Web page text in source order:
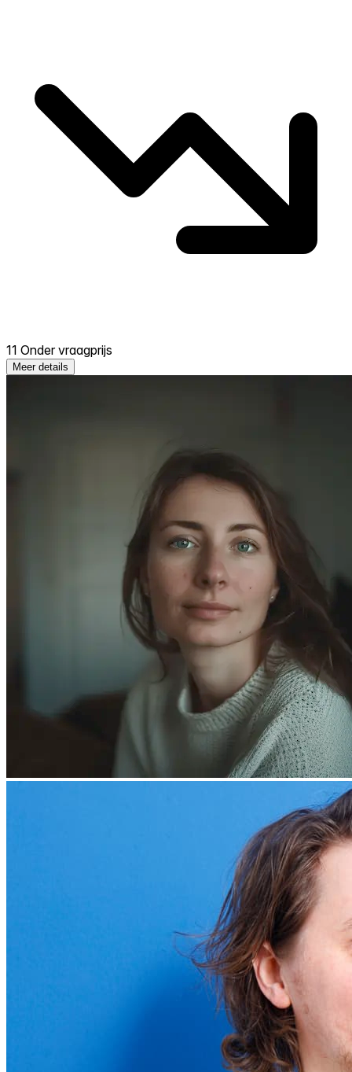
11 Onder vraagprijs
Meer details